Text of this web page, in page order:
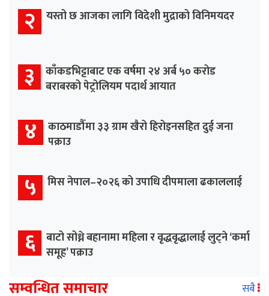
२ यस्तो छ आजका लागि विदेशी मुद्राको विनिमयदर
३ काँकडभिट्टाबाट एक वर्षमा २४ अर्ब ५० करोड
बराबरको पेट्रोलियम पदार्थ आयात
४ काठमाडौँमा ३३ ग्राम खैरो हिरोइनसहित दुई जना
पक्राउ
५ मिस नेपाल–२०२६ को उपाधि दीपमाला ढकाललाई
६ बाटो सोध्ने बहानामा महिला र वृद्धवृद्धालाई लुट्ने ‘कर्मा
समूह’ पक्राउ
सम्वन्धित समाचार सबै